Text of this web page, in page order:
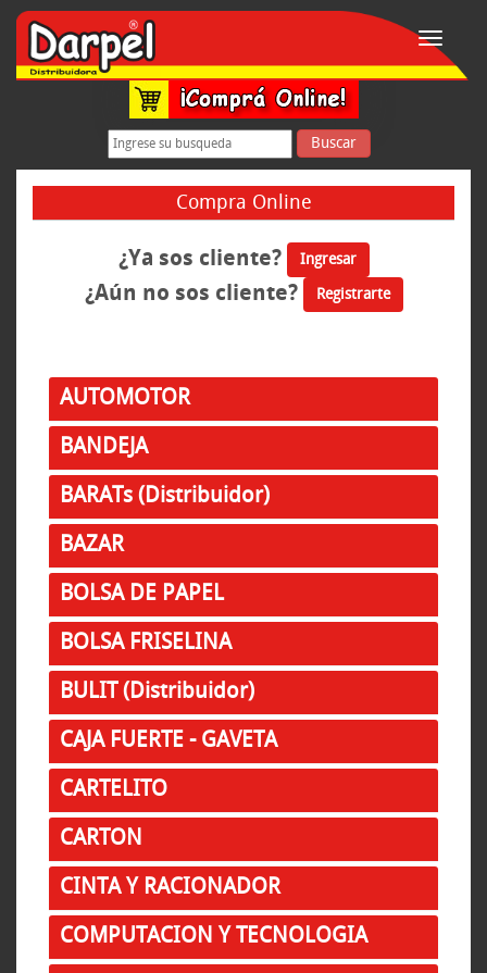
Toggle
Buscar
Compra Online
¿Ya sos cliente? Ingresar
¿Aún no sos cliente? Registrarte
AUTOMOTOR
BANDEJA
BARATs (Distribuidor)
BAZAR
BOLSA DE PAPEL
BOLSA FRISELINA
BULIT (Distribuidor)
CAJA FUERTE - GAVETA
CARTELITO
CARTON
CINTA Y RACIONADOR
COMPUTACION Y TECNOLOGIA